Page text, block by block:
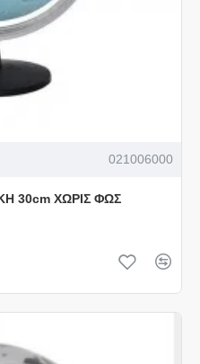
021006000
30cm ΧΩΡΙΣ ΦΩΣ